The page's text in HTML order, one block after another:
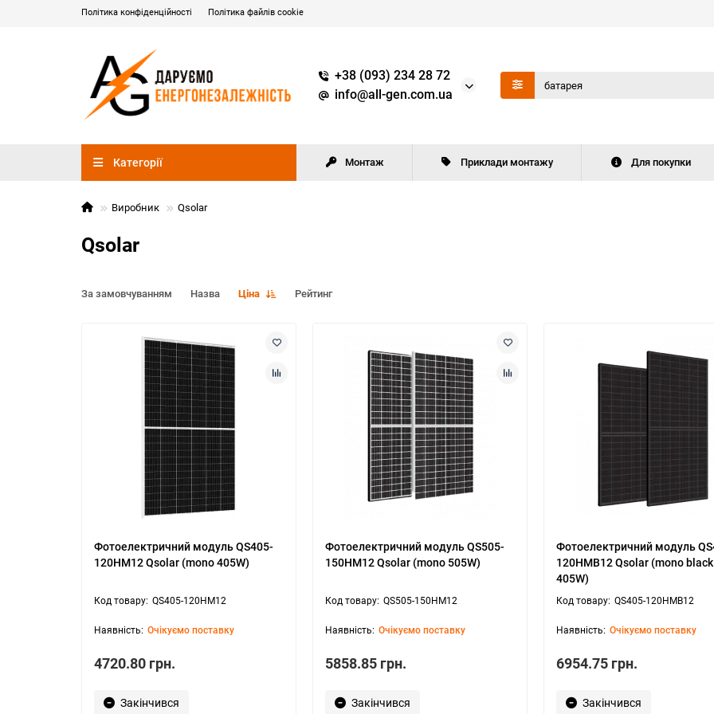
Політика конфіденційності Політика файлів cookie
+38 (093) 234 28 72
info@all-gen.com.ua
Категорії Монтаж Приклади монтажу Для покупки
Виробник Qsolar
Qsolar
За замовчуванням Назва Ціна Рейтинг
Фотоелектричний модуль QS405-
120HM12 Qsolar (mono 405W)
QS405-120HM12
Очікуємо поставку
4720.80 грн.
Закінчився
Фотоелектричний модуль QS505-
150HM12 Qsolar (mono 505W)
QS505-150HM12
Очікуємо поставку
5858.85 грн.
Закінчився
Фотоелектричний модуль
120HMB12 Qsolar (mono black
405W)
QS405-120HMB12
Очікуємо поставку
6954.75 грн.
Закінчився